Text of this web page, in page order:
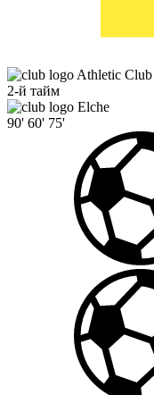
Athletic Club
2-й тайм
Elche
90' 60' 75'